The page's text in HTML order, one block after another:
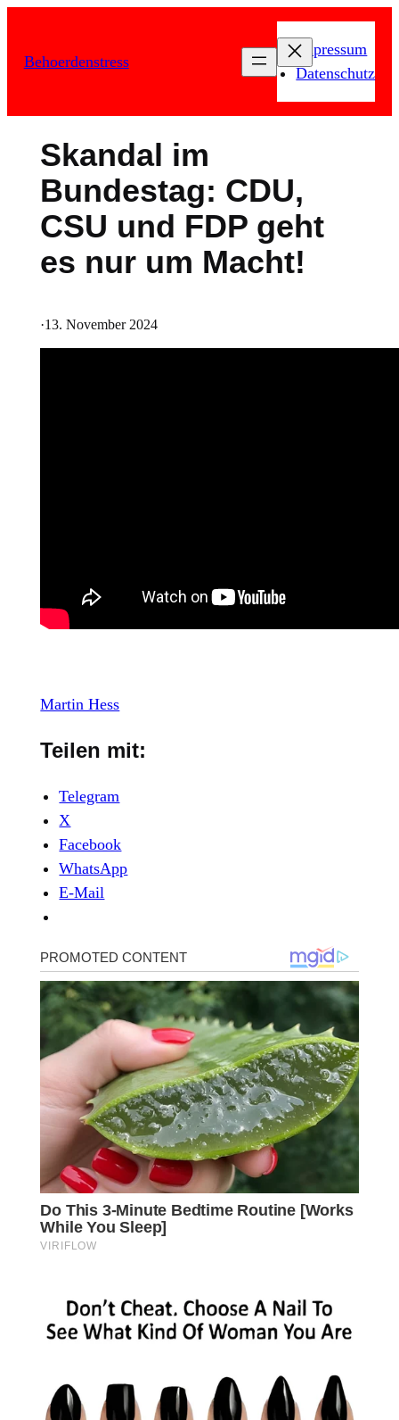
springen
Behoerdenstress
Impressum
Datenschutz
Skandal im
Bundestag: CDU,
CSU und FDP geht
es nur um Macht!
·13. November 2024
Martin Hess
Teilen mit:
Telegram
X
Facebook
WhatsApp
E-Mail